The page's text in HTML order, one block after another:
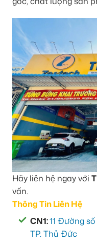
Hãy liên hệ ngay với
vấn.
Thông Tin Liên Hệ
CN1:11 Đường
TP. Thủ Đức